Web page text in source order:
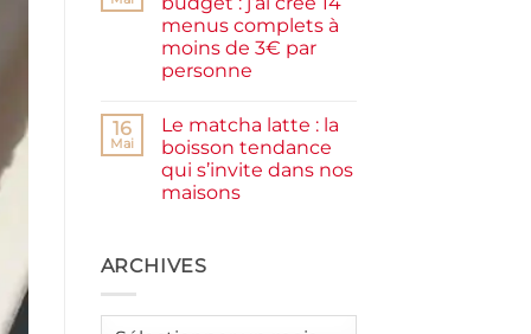
burger
plancha :
j’ai
testé
Packman
à
La
Grande
Motte
menus complets à
moins de 3€ par
personne
sur
Recettes
d’été
petit
budget
menus
complets
16
Mai
Le matcha latte : la
boisson tendance
qui s’invite dans nos
maisons
Le
matcha
ARCHIVES
Archives